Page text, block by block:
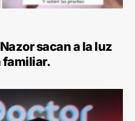
sacan a la luz
familiar.